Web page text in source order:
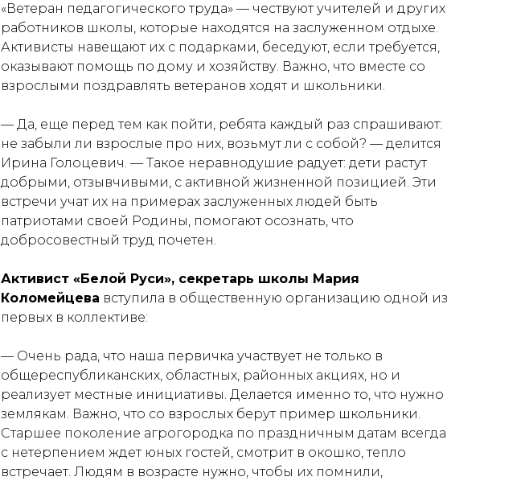
«Ветеран педагогического труда» — чествуют учителей и других
работников школы, которые находятся на заслуженном отдыхе.
Активисты навещают их с подарками, беседуют, если требуется,
оказывают помощь по дому и хозяйству. Важно, что вместе со
взрослыми поздравлять ветеранов ходят и школьники.
— Да, еще перед тем как пойти, ребята каждый раз спрашивают:
не забыли ли взрослые про них, возьмут ли с собой? — делится
Ирина Голоцевич. — Такое неравнодушие радует: дети растут
добрыми, отзывчивыми, с активной жизненной позицией. Эти
встречи учат их на примерах заслуженных людей быть
патриотами своей Родины, помогают осознать, что
добросовестный труд почетен.
Активист «Белой Руси», секретарь школы Мария
Коломейцева вступила в общественную организацию одной из
первых в коллективе:
— Очень рада, что наша первичка участвует не только в
общереспубликанских, областных, районных акциях, но и
реализует местные инициативы. Делается именно то, что нужно
землякам. Важно, что со взрослых берут пример школьники.
Старшее поколение агрогородка по праздничным датам всегда
с нетерпением ждет юных гостей, смотрит в окошко, тепло
встречает. Людям в возрасте нужно, чтобы их помнили,